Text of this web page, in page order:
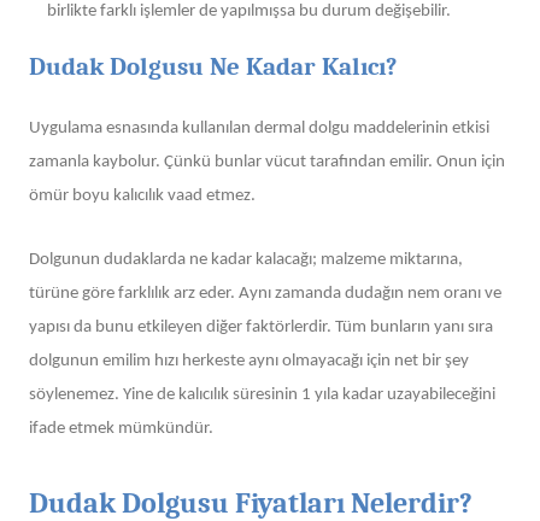
birlikte farklı işlemler de yapılmışsa bu durum değişebilir.
Dudak Dolgusu Ne Kadar Kalıcı?
Uygulama esnasında kullanılan dermal dolgu maddelerinin etkisi
zamanla kaybolur. Çünkü bunlar vücut tarafından emilir. Onun için
ömür boyu kalıcılık vaad etmez.
Dolgunun dudaklarda ne kadar kalacağı; malzeme miktarına,
türüne göre farklılık arz eder. Aynı zamanda dudağın nem oranı ve
yapısı da bunu etkileyen diğer faktörlerdir. Tüm bunların yanı sıra
dolgunun emilim hızı herkeste aynı olmayacağı için net bir şey
söylenemez. Yine de kalıcılık süresinin 1 yıla kadar uzayabileceğini
ifade etmek mümkündür.
Dudak Dolgusu Fiyatları Nelerdir?